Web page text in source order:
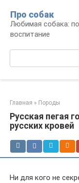
контенту
Про собак
Любимая собака:
воспитание
Главная » Породы
Русская пегая
русских кровей
Ни для кого не